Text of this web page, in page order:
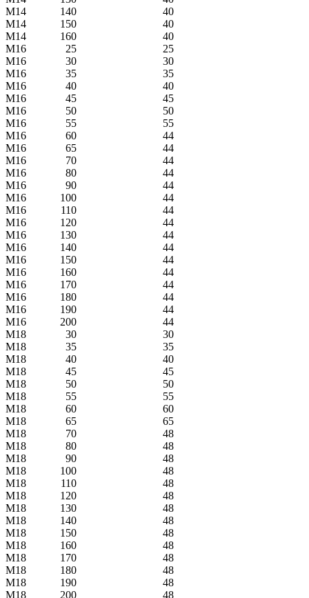
М14
140
40
М14
150
40
М14
160
40
M16
25
25
M16
30
30
M16
35
35
M16
40
40
M16
45
45
M16
50
50
M16
55
55
M16
60
44
M16
65
44
M16
70
44
M16
80
44
M16
90
44
M16
100
44
M16
110
44
M16
120
44
M16
130
44
M16
140
44
M16
150
44
M16
160
44
M16
170
44
M16
180
44
M16
190
44
M16
200
44
M18
30
30
M18
35
35
M18
40
40
M18
45
45
M18
50
50
M18
55
55
M18
60
60
M18
65
65
M18
70
48
M18
80
48
M18
90
48
M18
100
48
M18
110
48
M18
120
48
M18
130
48
M18
140
48
M18
150
48
M18
160
48
M18
170
48
M18
180
48
M18
190
48
M18
200
48